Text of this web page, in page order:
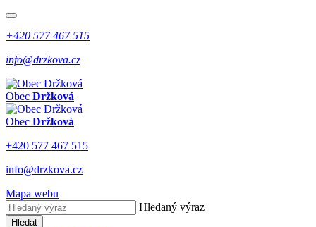
+420 577 467 515
info@drzkova.cz
Obec Držková
Obec Držková
+420 577 467 515
info@drzkova.cz
Mapa webu
Hledaný výraz
Hledat